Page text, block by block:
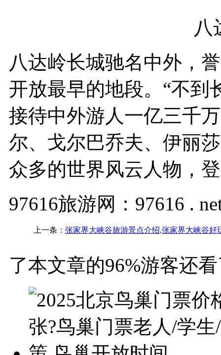
八
八达岭长城驰名中外，
开放最早的地段。“不到
接待中外游人一亿三千
尔、戈尔巴乔夫、伊丽
众多的世界风云人物，
97616旅游网：97616 .
上一条： 张家界大峡谷旅游景点介绍,张家界大峡谷好
了本文章的96%游客还